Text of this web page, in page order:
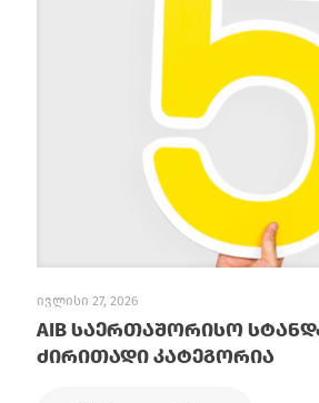
ივლისი 27, 2026
AIB საერთაშორისო
ძირითადი კატეგორია